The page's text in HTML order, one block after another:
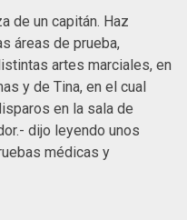
de un capitán. Haz
áreas de prueba,
artes marciales, en
y de Tina, en el cual
en la sala de
dijo leyendo unos
médicas y